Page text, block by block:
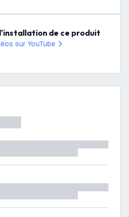
de ce produit
sur YouTube